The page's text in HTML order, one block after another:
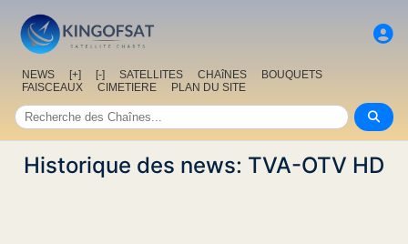
NEWS [+] [-] SATELLITES CHAîNES
BOUQUETS
FAISCEAUX
CIMETIERE PLAN DU SITE
Historique des news: TVA-OTV HD